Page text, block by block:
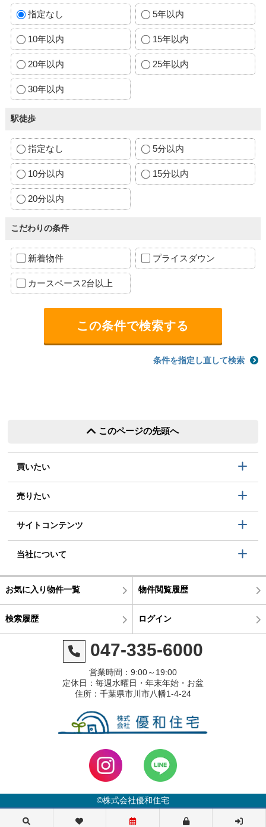
指定なし 5年以内
10年以内 15年以内
20年以内 25年以内
30年以内
駅徒歩
指定なし 5分以内
10分以内 15分以内
20分以内
こだわりの条件
新着物件 プライスダウン
カースペース2台以上
条件を指定し直して検索
このページの先頭へ
買いたい
売りたい
サイトコンテンツ
当社について
お気に入り物件一覧 物件閲覧履歴
検索履歴 ログイン
047-335-6000
営業時間：9:00～19:00
定休日：毎週水曜日・年末年始・お盆
住所：千葉県市川市八幡1-4-24
©株式会社優和住宅